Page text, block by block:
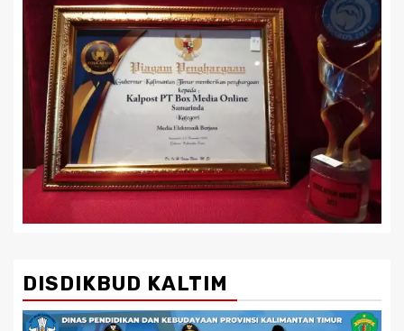
DISDIKBUD KALTIM